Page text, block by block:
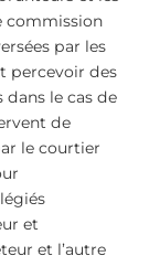
commission
par les
percevoir des
le cas de
de
le courtier
et
et l’autre